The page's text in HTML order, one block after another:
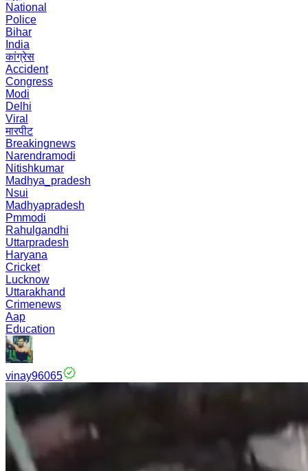
National
Police
Bihar
India
कांग्रेस
Accident
Congress
Modi
Delhi
Viral
मारपीट
Breakingnews
Narendramodi
Nitishkumar
Madhya_pradesh
Nsui
Madhyapradesh
Pmmodi
Rahulgandhi
Uttarpradesh
Haryana
Cricket
Lucknow
Uttarakhand
Crimenews
Aap
Education
vinay96065